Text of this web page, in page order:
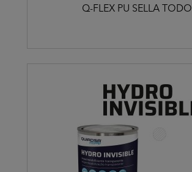
Q-FLEX PU SELLA TODO